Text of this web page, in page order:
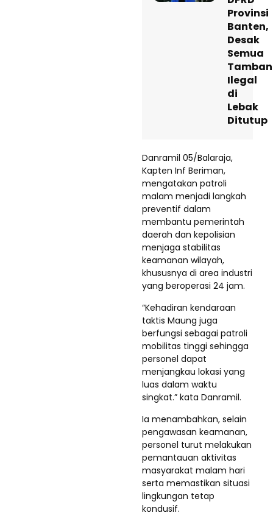
Provinsi
Banten,
Desak
Semua
Ilegal
di
Lebak
Ditutup
Danramil 05/Balaraja,
Kapten Inf Beriman,
mengatakan patroli
malam menjadi langkah
preventif dalam
membantu pemerintah
daerah dan kepolisian
menjaga stabilitas
keamanan wilayah,
khususnya di area industri
yang beroperasi 24 jam.
“Kehadiran kendaraan
taktis Maung juga
berfungsi sebagai patroli
mobilitas tinggi sehingga
personel dapat
menjangkau lokasi yang
luas dalam waktu
singkat.” kata Danramil.
Ia menambahkan, selain
pengawasan keamanan,
personel turut melakukan
pemantauan aktivitas
masyarakat malam hari
serta memastikan situasi
lingkungan tetap
kondusif.